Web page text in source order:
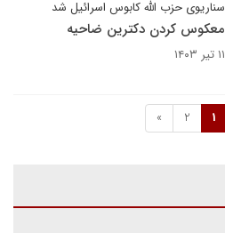
سناریوی حزب الله کابوس اسرائیل شد
معکوس کردن دکترین ضاحیه
۱۱ تیر ۱۴۰۳
1
2
»